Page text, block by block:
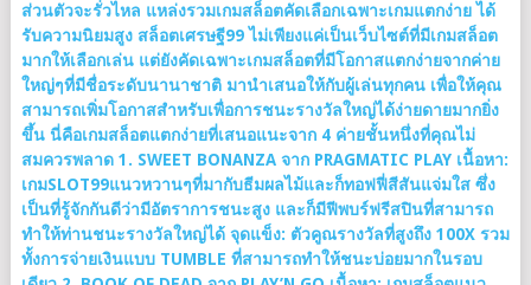
ส่วนตัวจะรั่วไหล แหล่งรวมเกมสล็อตคัดเลือกเฉพาะเกมแตกง่าย ได้
รับความนิยมสูง สล็อตเศรษฐี99 ไม่เพียงแค่เป็นเว็บไซต์ที่มีเกมสล็อต
มากให้เลือกเล่น แต่ยังคัดเฉพาะเกมสล็อตที่มีโอกาสแตกง่ายจากค่าย
ใหญ่ๆที่มีชื่อระดับนานาชาติ มานำเสนอให้กับผู้เล่นทุกคน เพื่อให้คุณ
สามารถเพิ่มโอกาสสำหรับเพื่อการชนะรางวัลใหญ่ได้ง่ายดายมากยิ่ง
ขึ้น นี่คือเกมสล็อตแตกง่ายที่เสนอแนะจาก 4 ค่ายชั้นหนึ่งที่คุณไม่
สมควรพลาด 1. SWEET BONANZA จาก PRAGMATIC PLAY เนื้อหา:
เกมSLOT99แนวหวานๆที่มากับธีมผลไม้และก็ทอฟฟี่สีสันแจ่มใส ซึ่ง
เป็นที่รู้จักกันดีว่ามีอัตราการชนะสูง และก็มีฟีพบร์ฟรีสปินที่สามารถ
ทำให้ท่านชนะรางวัลใหญ่ได้ จุดแข็ง: ตัวคูณรางวัลที่สูงถึง 100X รวม
ทั้งการจ่ายเงินแบบ TUMBLE ที่สามารถทำให้ชนะบ่อยมากในรอบ